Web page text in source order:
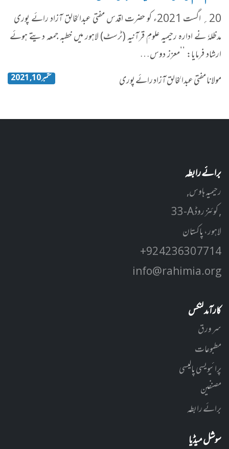
20؍ اگست 2021ء کو حضرت اقدس مفتی عبدالخالق آزاد رائے پوری
مدظلہٗ نے ادارہ رحیمیہ علومِ قرآنیہ (ٹرسٹ) لاہور میں خطبہ جمعہ دیتے ہوئے
ارشاد فرمایا: ’’معزز دوس…
مولانا مفتی عبدالخالق آزاد رائے پوری
ستمبر 10, 2021
برائے رابطہ
رحیمیہ ہاوس,
33-A کوئنز روڈ ,
لاہور، پاکستان
+92 42 3630 7714
info@rahimia.org
کارآمد لنکس
سر ورق
مطبوعات
پرائیویسی پالیسی
مصنفین
برائے رابطہ
سوشل میڈیا